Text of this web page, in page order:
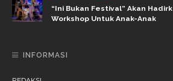
“Ini Bukan Festival” Akan
Workshop Untuk Anak-Anak
INFORMASI